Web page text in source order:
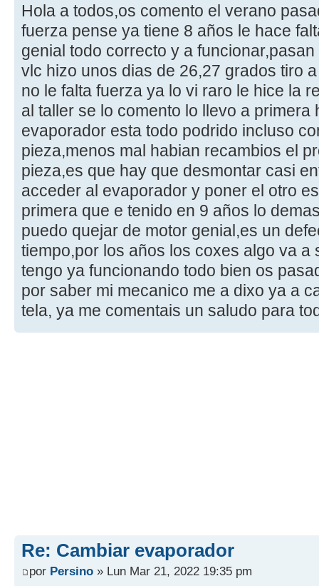
Hola a todos,os comento el verano
fuerza pense ya tiene 8 años le hace
genial todo correcto y a
vlc hizo unos dias de 26,27 grados tiro
no le falta fuerza ya lo vi raro le hice la
al taller se lo comento lo llevo a
evaporador esta todo podrido incluso
pieza,menos mal habian recambios el
pieza,es que hay que desmontar casi
acceder al evaporador y poner el otro
primera que e tenido en 9 años lo
puedo quejar de motor genial,es un
tiempo,por los años los coxes algo va a
tengo ya funcionando todo bien os
por saber mi mecanico me a dixo ya a
tela, ya me comentais un saludo para
Re: Cambiar evaporador
por Persino » Lun Mar 21, 2022 19:35 pm